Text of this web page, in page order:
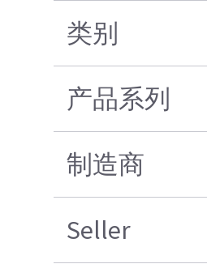
类别
产品系列
制造商
Seller